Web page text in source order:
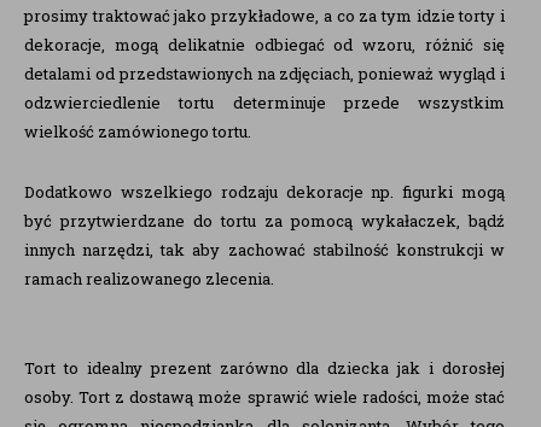
prosimy traktować jako przykładowe, a co za tym idzie torty i
dekoracje, mogą delikatnie odbiegać od wzoru, różnić się
detalami od przedstawionych na zdjęciach, ponieważ wygląd i
odzwierciedlenie tortu determinuje przede wszystkim
wielkość zamówionego tortu.
Dodatkowo wszelkiego rodzaju dekoracje np. figurki mogą
być przytwierdzane do tortu za pomocą wykałaczek, bądź
innych narzędzi, tak aby zachować stabilność konstrukcji w
ramach realizowanego zlecenia.
Tort to idealny prezent zarówno dla dziecka jak i dorosłej
osoby. Tort z dostawą może sprawić wiele radości, może stać